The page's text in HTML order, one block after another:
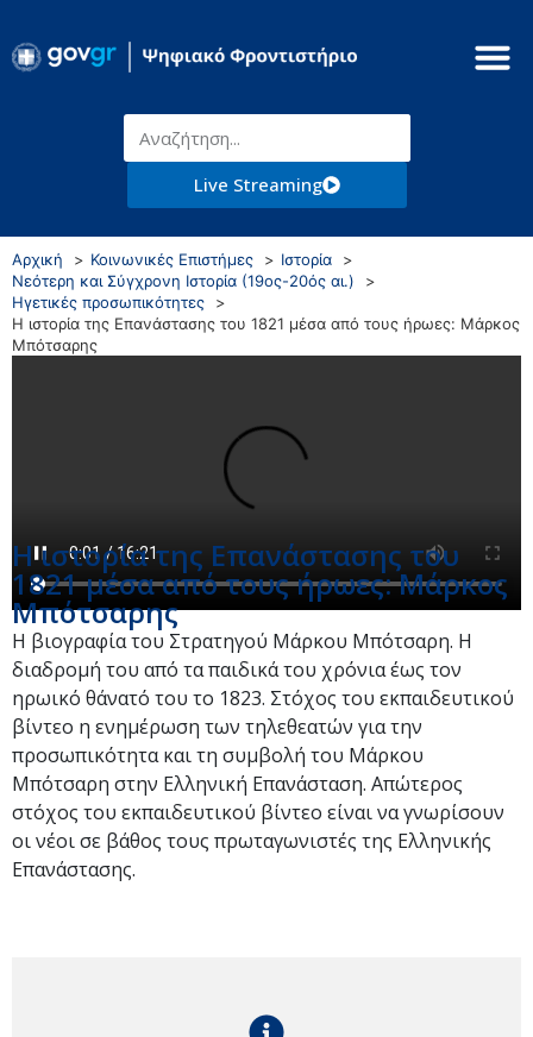
Live Streaming
Αρχική Κοινωνικές Επιστήμες
Ιστορία
Νεότερη και Σύγχρονη Ιστορία (19ος-20ός αι.)
Ηγετικές προσωπικότητες
Η ιστορία της Επανάστασης του 1821 μέσα από τους ήρωες: Μάρκος
Μπότσαρης
Η ιστορία της Επανάστασης του
1821 μέσα από τους ήρωες: Μάρκος
Μπότσαρης
Η βιογραφία του Στρατηγού Μάρκου Μπότσαρη. Η
διαδρομή του από τα παιδικά του χρόνια έως τον
ηρωικό θάνατό του το 1823. Στόχος του εκπαιδευτικού
βίντεο η ενημέρωση των τηλεθεατών για την
προσωπικότητα και τη συμβολή του Μάρκου
Μπότσαρη στην Ελληνική Επανάσταση. Απώτερος
στόχος του εκπαιδευτικού βίντεο είναι να γνωρίσουν
οι νέοι σε βάθος τους πρωταγωνιστές της Ελληνικής
Επανάστασης.​